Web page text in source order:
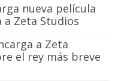
nueva película
Zeta Studios
a Zeta
el rey más breve